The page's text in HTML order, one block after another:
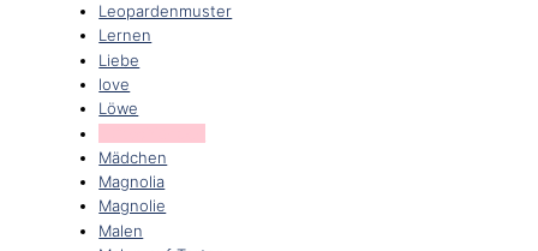
Leopardenmuster
Lernen
Liebe
love
Löwe
Mädchen
Magnolia
Magnolie
Malen